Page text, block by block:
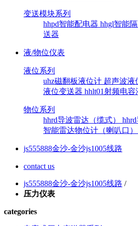
变送模块系列
hhpd智能配电器 hhgl智能
送器
液/物位仪表
液位系列
uhz磁翻板液位计 超声波液
液位变送器 hhlt01射频电
物位系列
hhrd导波雷达（缆式）
智能雷达物位计（喇叭口）
js555888金沙-金沙js1005线路
contact us
js555888金沙-金沙js1005线路 /
压力仪表
categories